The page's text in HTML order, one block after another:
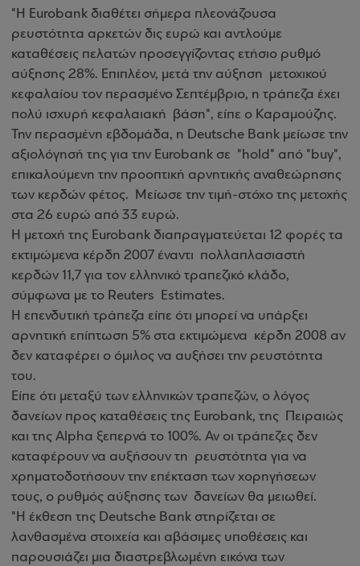
"Η Eurobank διαθέτει σήμερα πλεονάζουσα
ρευστότητα αρκετών δις ευρώ και αντλούμε
καταθέσεις πελατών προσεγγίζοντας ετήσιο ρυθμό
αύξησης 28%. Επιπλέον, μετά την αύξηση μετοχικού
κεφαλαίου τον περασμένο Σεπτέμβριο, η τράπεζα έχει
πολύ ισχυρή κεφαλαιακή βάση", είπε ο Καραμούζης.
Την περασμένη εβδομάδα, η Deutsche Bank μείωσε την
αξιολόγησή της για την Eurobank σε "hold" από "buy",
επικαλούμενη την προοπτική αρνητικής αναθεώρησης
των κερδών φέτος. Μείωσε την τιμή-στόχο της μετοχής
στα 26 ευρώ από 33 ευρώ.
Η μετοχή της Eurobank διαπραγματεύεται 12 φορές τα
εκτιμώμενα κέρδη 2007 έναντι πολλαπλασιαστή
κερδών 11,7 για τον ελληνικό τραπεζικό κλάδο,
σύμφωνα με το Reuters Estimates.
H επενδυτική τράπεζα είπε ότι μπορεί να υπάρξει
αρνητική επίπτωση 5% στα εκτιμώμενα κέρδη 2008 αν
δεν καταφέρει ο όμιλος να αυξήσει την ρευστότητα
του.
Είπε ότι μεταξύ των ελληνικών τραπεζών, ο λόγος
δανείων προς καταθέσεις της Eurobank, της Πειραιώς
και της Alpha ξεπερνά το 100%. Αν οι τράπεζες δεν
καταφέρουν να αυξήσουν τη ρευστότητα για να
χρηματοδοτήσουν την επέκταση των χορηγήσεων
τους, ο ρυθμός αύξησης των δανείων θα μειωθεί.
"Η έκθεση της Deutsche Bank στηρίζεται σε
λανθασμένα στοιχεία και αβάσιμες υποθέσεις και
παρουσιάζει μια διαστρεβλωμένη εικόνα των